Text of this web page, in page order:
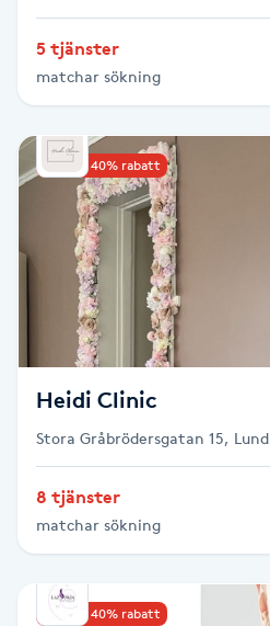
Spa-pedikyr
Spraytan
Stylist
Sugaring
Svensk massage
Svettbehandling
T
Tuina-massage
Tandblekning
Tandläkare
5 tjänster
matchar sökning
Upp till 40% rabatt
Heidi Clinic
Stora Gråbrödersgatan 15, Lund
8 tjänster
matchar sökning
Upp till 40% rabatt